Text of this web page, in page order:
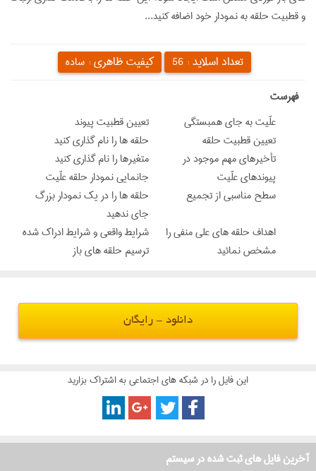
و قطبیت حلقه به نمودار خود اضافه کنید...
کیفیت ظاهری : ساده تعداد اسلاید : 56
‌فهرست
علّيت به جاي همبستگي
تعيين قطبيت پيوند
تعيين قطبيت حلقه
حلقه ها را نام گذاري كنيد
تأخيرهاي مهم موجود در
پيوندهاي علّيت
متغيرها را نام گذاري كنيد
جانمايي نمودار حلقه علّيت
سطح مناسبي از تجميع
حلقه ها را در يك نمودار بزرگ
جاي ندهيد
اهداف حلقه هاي علي منفي را
مشخص نمائيد
شرايط واقعي و شرايط ادراك شده
ترسيم حلقه هاي باز
دانلود - رایگان
این فایل را در شبکه های اجتماعی به اشتراک بزارید
آخرین فایل های ثبت شده در سیستم